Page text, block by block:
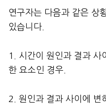
연구자는 다음과 같은 상
있습니다.
1. 시간이 원인과 결과 사
한 요소인 경우.
2. 원인과 결과 사이에 변